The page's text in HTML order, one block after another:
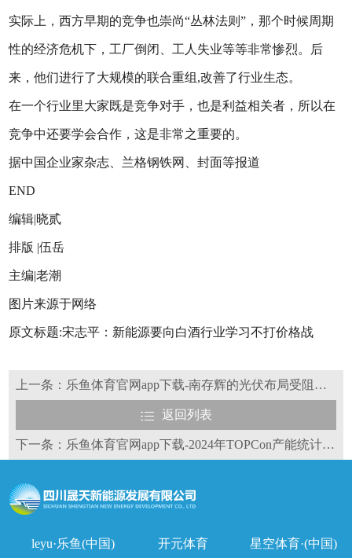
实际上，西方早期的竞争也崇尚“丛林法则”，那个时候周期
性的经济危机下，工厂倒闭、工人失业等等非常惨烈。后
来，他们进行了大规模的联合重组,改善了行业生态。
在一个行业里大家既是竞争对手，也是利益相关者，所以在
竞争中还要学会合作，这是非常之重要的。
据中国企业家杂志、兰格钢铁网、封面等报道
END
编辑|晓贰
排版 |伍岳
主编|老潮
图片来源于网络
原文标题:宋志平：新能源要向白酒行业学习不打价格战
上一条：乐鱼体育官网app下载-南存辉的光伏布局受阻，正泰安能IPO中止
返回列表
下一条：乐鱼体育官网app下载-2024年TOPCon产能统计，近50厂商落地产能接近800GW
leyu·乐鱼(中国) 开元体育 星空体育·(中国)